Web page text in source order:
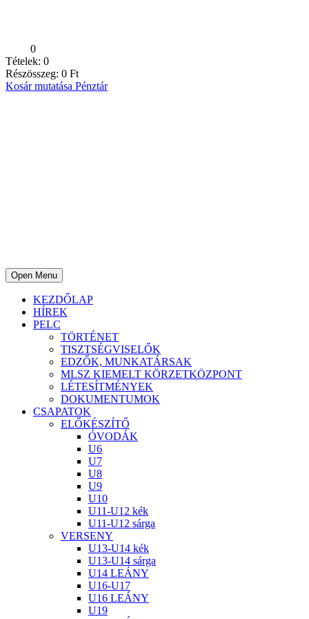
0
Tételek: 0
Részösszeg: 0 Ft
Kosár mutatása Pénztár
Open Menu
KEZDŐLAP
HÍREK
PELC
TÖRTÉNET
TISZTSÉGVISELŐK
EDZŐK, MUNKATÁRSAK
MLSZ KIEMELT KÖRZETKÖZPONT
LÉTESÍTMÉNYEK
DOKUMENTUMOK
CSAPATOK
ELŐKÉSZÍTŐ
ÓVODÁK
U6
U7
U8
U9
U10
U11-U12 kék
U11-U12 sárga
VERSENY
U13-U14 kék
U13-U14 sárga
U14 LEÁNY
U16-U17
U16 LEÁNY
U19